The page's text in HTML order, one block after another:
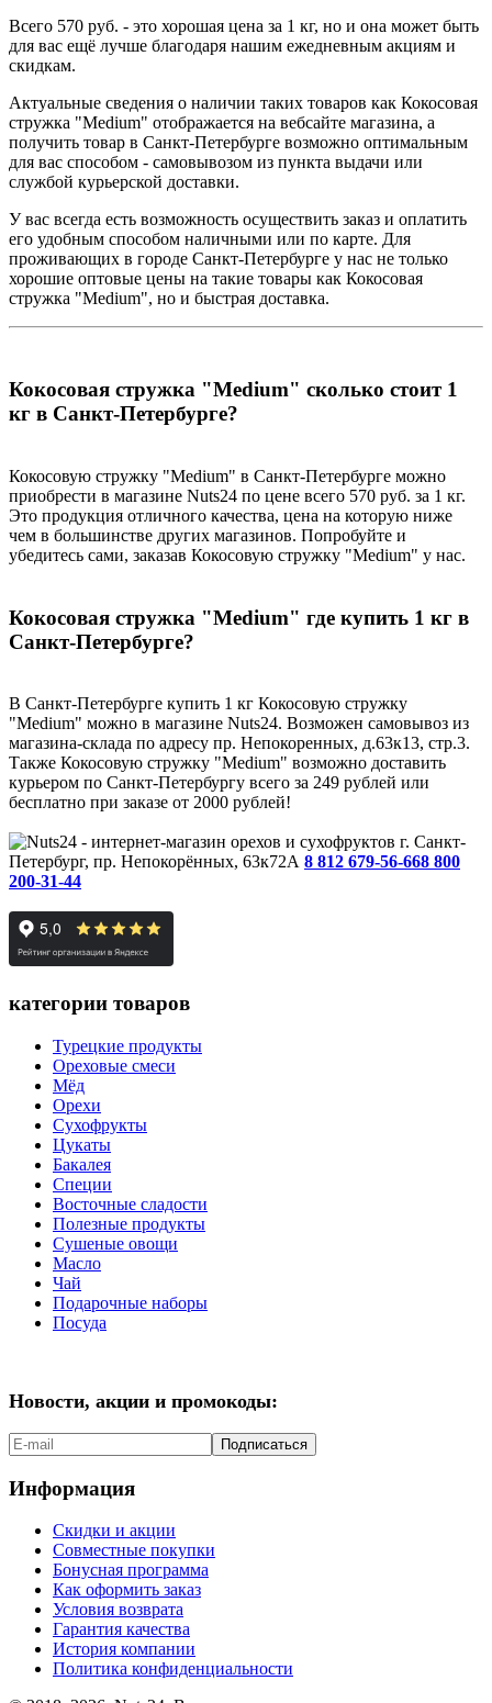
Всего 570 руб. - это хорошая цена за 1 кг, но и она может быть
для вас ещё лучше благодаря нашим ежедневным акциям и
скидкам.
Актуальные сведения о наличии таких товаров как Кокосовая
стружка "Medium" отображается на вебсайте магазина, а
получить товар в Санкт-Петербурге возможно оптимальным
для вас способом - самовывозом из пункта выдачи или
службой курьерской доставки.
У вас всегда есть возможность осуществить заказ и оплатить
его удобным способом наличными или по карте. Для
проживающих в городе Санкт-Петербурге у нас не только
хорошие оптовые цены на такие товары как Кокосовая
стружка "Medium", но и быстрая доставка.
Кокосовая стружка "Medium" сколько стоит 1
кг в Санкт-Петербурге?
Кокосовую стружку "Medium" в Санкт-Петербурге можно
приобрести в магазине Nuts24 по цене всего 570 руб. за 1 кг.
Это продукция отличного качества, цена на которую ниже
чем в большинстве других магазинов. Попробуйте и
убедитесь сами, заказав Кокосовую стружку "Medium" у нас.
Кокосовая стружка "Medium" где купить 1 кг в
Санкт-Петербурге?
В Санкт-Петербурге купить 1 кг Кокосовую стружку
"Medium" можно в магазине Nuts24. Возможен самовывоз из
магазина-склада по адресу пр. Непокоренных, д.63к13, стр.3.
Также Кокосовую стружку "Medium" возможно доставить
курьером по Санкт-Петербургу всего за 249 рублей или
бесплатно при заказе от 2000 рублей!
г. Санкт-
Петербург, пр. Непокорённых, 63к72А 8 812 679-56-668 800
200-31-44
категории товаров
Турецкие продукты
Ореховые смеси
Мёд
Орехи
Сухофрукты
Цукаты
Бакалея
Специи
Восточные сладости
Полезные продукты
Сушеные овощи
Масло
Чай
Подарочные наборы
Посуда
Новости, акции и промокоды:
Подписаться
Информация
Скидки и акции
Совместные покупки
Бонусная программа
Как оформить заказ
Условия возврата
Гарантия качества
История компании
Политика конфиденциальности